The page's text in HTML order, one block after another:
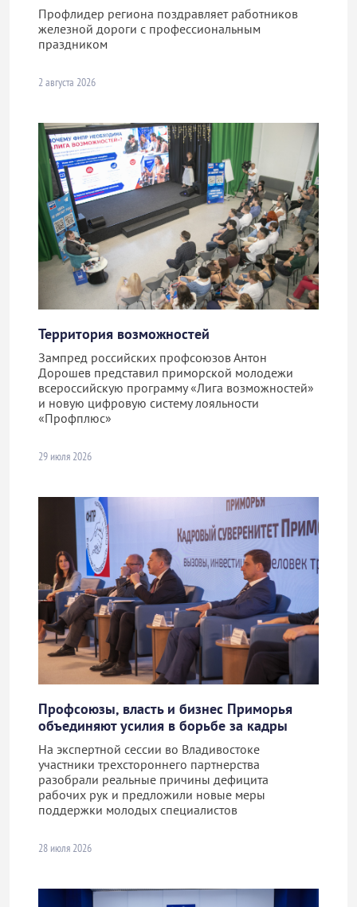
Профлидер региона поздравляет работников
железной дороги с профессиональным
праздником
2 августа 2026
Территория возможностей
Зампред российских профсоюзов Антон
Дорошев представил приморской молодежи
всероссийскую программу «Лига возможностей»
и новую цифровую систему лояльности
«Профплюс»
29 июля 2026
Профсоюзы, власть и бизнес Приморья
объединяют усилия в борьбе за кадры
На экспертной сессии во Владивостоке
участники трехстороннего партнерства
разобрали реальные причины дефицита
рабочих рук и предложили новые меры
поддержки молодых специалистов
28 июля 2026